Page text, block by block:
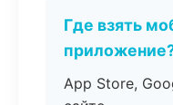
Где взять
App Store,